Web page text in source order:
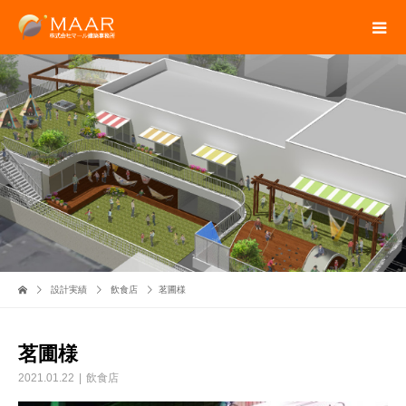
設計実績 飲食店 茗圃様
茗圃様
2021.01.22 飲食店